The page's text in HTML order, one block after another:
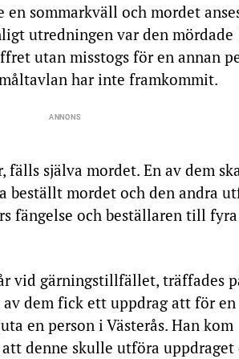
sommarkväll och mordet
utredningen var den mördade
utan misstogs för en annan
har inte framkommit.
fälls själva mordet. En av dem
beställt mordet och den andra
fängelse och beställaren till
vid gärningstillfället, träffades
av dem fick ett uppdrag att för en
en person i Västerås. Han kom
denne skulle utföra uppdraget